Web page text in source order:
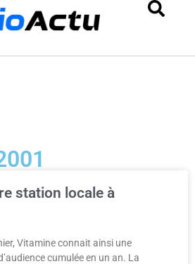
station locale à
Vitamine connait ainsi une
cumulée en un an. La